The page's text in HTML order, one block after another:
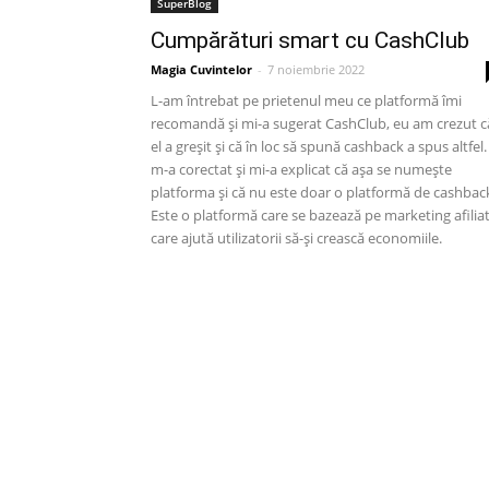
SuperBlog
Cumpărături smart cu CashClub
Magia Cuvintelor - 7 noiembrie 2022
L-am întrebat pe prietenul meu ce platformă îmi
recomandă și mi-a sugerat CashClub, eu am crezut
el a greșit și că în loc să spună cashback a spus altfel.
m-a corectat și mi-a explicat că așa se numește
platforma și că nu este doar o platformă de
Este o platformă care se bazează pe marketing afiliat
care ajută utilizatorii să-și crească economiile.